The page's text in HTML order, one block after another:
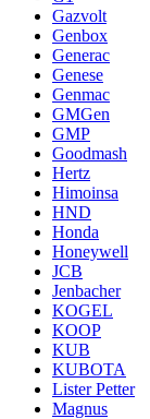
Gazvolt
Genbox
Generac
Genese
Genmac
GMGen
GMP
Goodmash
Hertz
Himoinsa
HND
Honda
Honeywell
JCB
Jenbacher
KOGEL
KOOP
KUB
KUBOTA
Lister Petter
Magnus